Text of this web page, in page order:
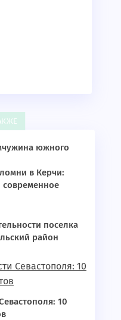
южного
в Керчи:
современное
поселка
район
10